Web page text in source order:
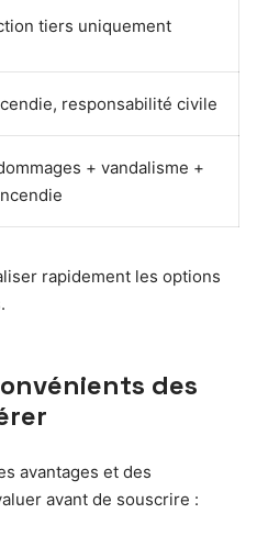
tiers uniquement
responsabilité civile
+ vandalisme +
rapidement les options
des
avantages et des
avant de souscrire :